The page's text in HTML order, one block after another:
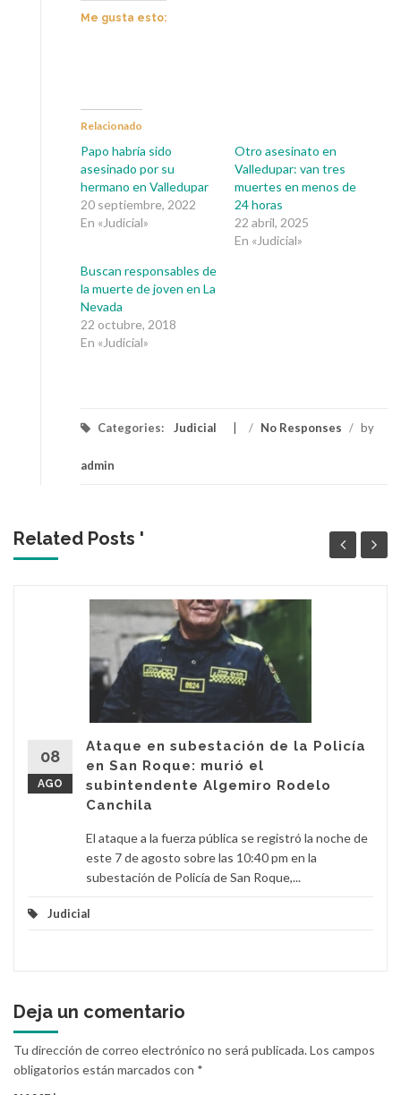
Me gusta esto:
Relacionado
Papo habría sido
asesinado por su
hermano en Valledupar
20 septiembre, 2022
En «Judicial»
Otro asesinato en
Valledupar: van tres
muertes en menos de
24 horas
22 abril, 2025
En «Judicial»
Buscan responsables de
la muerte de joven en La
Nevada
22 octubre, 2018
En «Judicial»
Categories: Judicial / No Responses / by
admin
Related Posts '
08
AGO
Ataque en subestación de la Policía
en San Roque: murió el
subintendente Algemiro Rodelo
Canchila
El ataque a la fuerza pública se registró la noche de
este 7 de agosto sobre las 10:40 pm en la
subestación de Policía de San Roque,...
Judicial
Deja un comentario
Tu dirección de correo electrónico no será publicada.Los campos
obligatorios están marcados con *